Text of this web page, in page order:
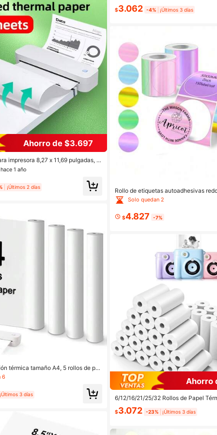
Ahorro de $3.697
impresora 8,27 x 11,69 pulgadas, ta
para escritura de secado rápido, i
avanzada, papel térmico compatibl
otras impresoras térmicas portátiles
1 año
¡Últimos 2 días
térmica tamaño A4, 5 rollos de pa
de secado rápido, impresión
la mayoría de impresoras portáti
6
¡Últimos 3 días
impresoras de etiquetas Marklife P15
0S, papel térmico autoadhesivo
$3.062 -4% ¡Últimos 3 días
Rollo de etiquetas autoadhesivas
as de 50x50mm 140 piezas/rollo
utoadhesivas térmicas de 5 colores
e con Phomemo M110 M220 M200
G P1 WP952
Solo quedan 2
$4.827 -7%
Ahorro
6/12/16/21/25/32 Rollos de Papel
a Infantil, Papel de Repuesto para
pel en Rollo para Cámara Infantil,
$3.072 -23% ¡Últimos 3 días